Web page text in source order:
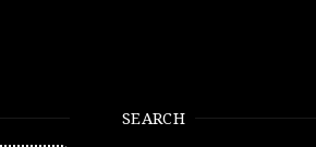
SEARCH